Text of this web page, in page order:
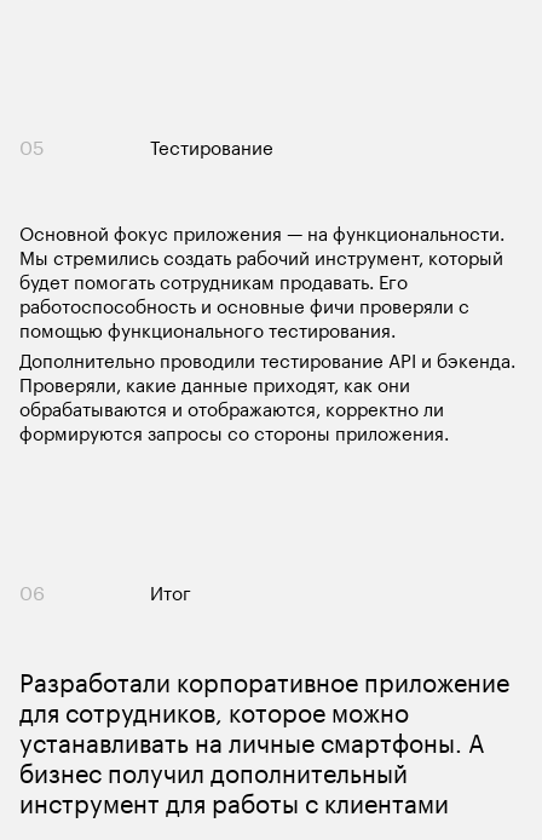
05 Тестирование
Основной фокус приложения — на функциональности.
Мы стремились создать рабочий инструмент, который
будет помогать сотрудникам продавать. Его
работоспособность и основные фичи проверяли с
помощью функционального тестирования.
Дополнительно проводили тестирование API и бэкенда.
Проверяли, какие данные приходят, как они
обрабатываются и отображаются, корректно ли
формируются запросы со стороны приложения.
06 Итог
Разработали корпоративное приложение
для сотрудников, которое можно
устанавливать на личные смартфоны. А
бизнес получил дополнительный